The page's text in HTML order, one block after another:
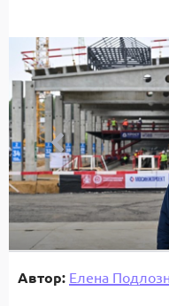
Автор: Елена